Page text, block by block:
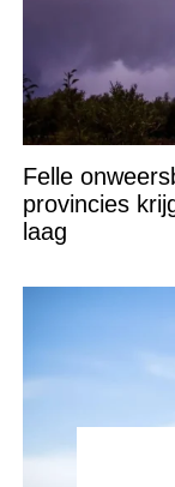
Felle
provincies
laag